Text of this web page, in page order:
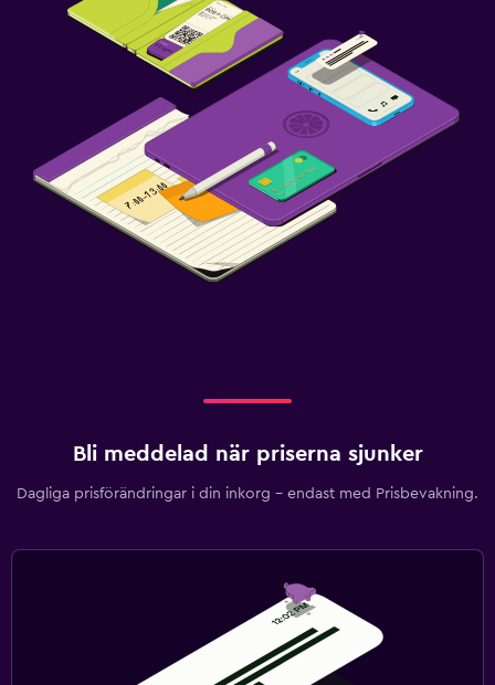
Bli meddelad när priserna sjunker
Dagliga prisförändringar i din inkorg – endast med Prisbevakning.